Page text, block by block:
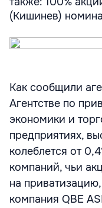
(Кишинев)
Как сообщили
Агентстве по
экономики и
предприятиях,
колеблется от
компаний, чьи
на
компания QBE